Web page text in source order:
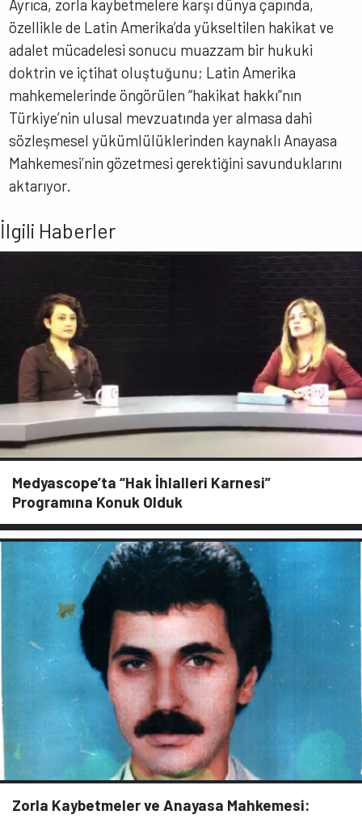
Ayrıca, zorla kaybetmelere karşı dünya çapında,
özellikle de Latin Amerika’da yükseltilen hakikat ve
adalet mücadelesi sonucu muazzam bir hukuki
doktrin ve içtihat oluştuğunu; Latin Amerika
mahkemelerinde öngörülen “hakikat hakkı”nın
Türkiye’nin ulusal mevzuatında yer almasa dahi
sözleşmesel yükümlülüklerinden kaynaklı Anayasa
Mahkemesi’nin gözetmesi gerektiğini savunduklarını
aktarıyor.
İlgili Haberler
Medyascope’ta “Hak İhlalleri Karnesi”
Programına Konuk Olduk
Zorla Kaybetmeler ve Anayasa Mahkemesi: